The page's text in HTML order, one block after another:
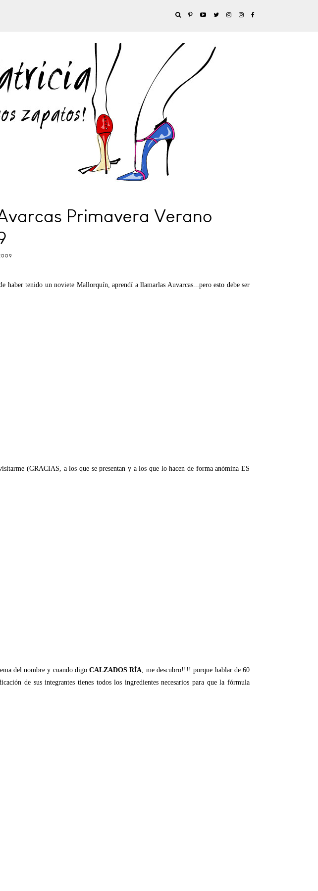
Primavera Verano
haber tenido un noviete Mallorquín, aprendí a llamarlas Auvarcas...pero esto debe ser
(GRACIAS, a los que se presentan y a los que lo hacen de forma anómina ES
del nombre y cuando digoCALZADOS RÍA, me descubro!!!! porque hablar de 60
de sus integrantes tienes todos los ingredientes necesarios para que la fórmula